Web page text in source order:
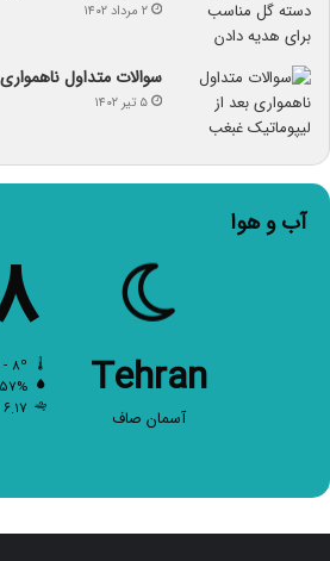
۲ مرداد ۱۴۰۲
سوالات متداول
۵ تیر ۱۴۰۲
آب و هوا
Tehran
آسمان صاف
۵۷%
۶.۱۷ کیلومتر/ساعت